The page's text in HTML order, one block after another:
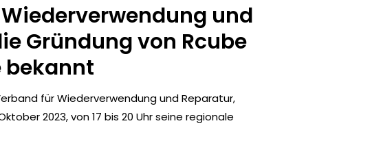
und
Gründung von Rcube
bekannt
für Wiederverwendung und Reparatur,
2023, von 17 bis 20 Uhr seine regionale